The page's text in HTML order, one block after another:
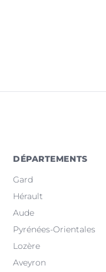
DÉPARTEMENTS
Gard
Hérault
Aude
Pyrénées-Orientales
Lozère
Aveyron